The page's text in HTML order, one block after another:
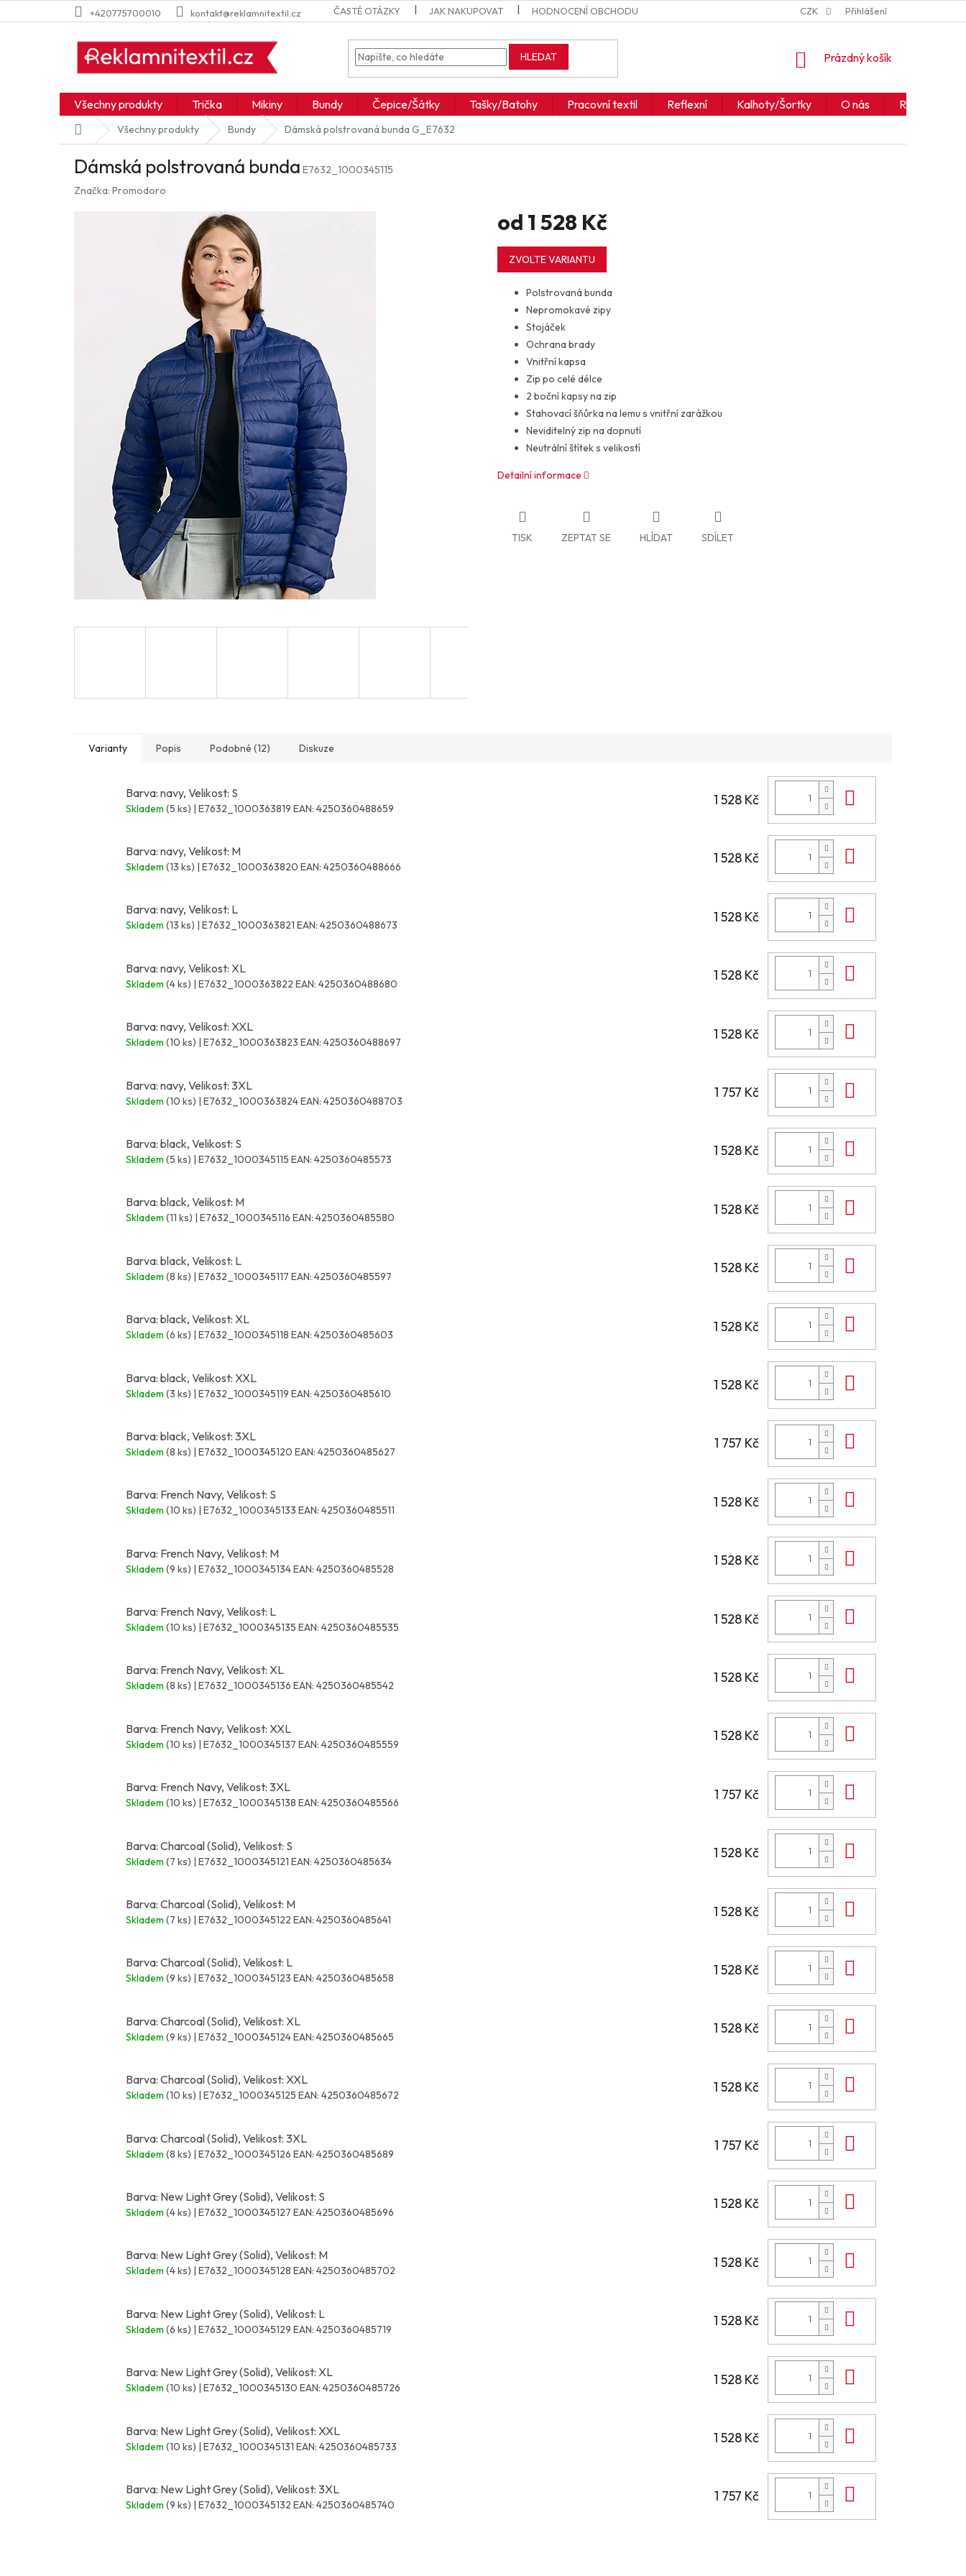
na
+420775700010 kontakt@reklamnitextil.cz ČASTÉ OTÁZKY JAK NAKUPOVAT HODNOCENÍ OBCHODU JAK ČÍST IKONY A SYMBOLY OBCHODNÍ
CZK Přihlášení
HLEDAT
NÁKUPNÍ
Prázdný košík
Všechny produkty Trička Mikiny Bundy Čepice/Šátky Tašky/Batohy Pracovní textil Reflexní Kalhoty/Šortky O nás Realizace
Domů Všechny produkty Bundy Dámská polstrovaná bunda G_E7632
Dámská polstrovaná bunda E7632_1000345115
Značka: Promodoro
od 1 528 Kč
Měrná
cena:
ZVOLTE VARIANTU
Polstrovaná bunda
Nepromokavé zipy
Stojáček
Ochrana brady
Vnitřní kapsa
Zip po celé délce
2 boční kapsy na zip
Stahovací šňůrka na lemu s vnitřní zarážkou
Neviditelný zip na dopnutí
Neutrální štítek s velikostí
Detailní informace
TISK ZEPTAT SE HLÍDAT SDÍLET
Varianty Popis Podobné (12) Diskuze
Barva: navy, Velikost: S
Skladem (5 ks) | E7632_1000363819 EAN: 4250360488659
1 528 Kč
Barva: navy, Velikost: M
Skladem (13 ks) | E7632_1000363820 EAN: 4250360488666
1 528 Kč
Barva: navy, Velikost: L
Skladem (13 ks) | E7632_1000363821 EAN: 4250360488673
1 528 Kč
Barva: navy, Velikost: XL
Skladem (4 ks) | E7632_1000363822 EAN: 4250360488680
1 528 Kč
Barva: navy, Velikost: XXL
Skladem (10 ks) | E7632_1000363823 EAN: 4250360488697
1 528 Kč
Barva: navy, Velikost: 3XL
Skladem (10 ks) | E7632_1000363824EAN: 4250360488703
1 757 Kč
Barva: black, Velikost: S
Skladem (5 ks) | E7632_1000345115 EAN: 4250360485573
1 528 Kč
Barva: black, Velikost: M
Skladem (11 ks) | E7632_1000345116 EAN: 4250360485580
1 528 Kč
Barva: black, Velikost: L
Skladem (8 ks) | E7632_1000345117 EAN: 4250360485597
1 528 Kč
Barva: black, Velikost: XL
Skladem (6 ks) | E7632_1000345118 EAN: 4250360485603
1 528 Kč
Barva: black, Velikost: XXL
Skladem (3 ks) | E7632_1000345119 EAN: 4250360485610
1 528 Kč
Barva: black, Velikost: 3XL
Skladem (8 ks) | E7632_1000345120 EAN: 4250360485627
1 757 Kč
Barva: French Navy, Velikost: S
Skladem (10 ks) | E7632_1000345133 EAN: 4250360485511
1 528 Kč
Barva: French Navy, Velikost: M
Skladem (9 ks) | E7632_1000345134EAN: 4250360485528
1 528 Kč
Barva: French Navy, Velikost: L
Skladem (10 ks) | E7632_1000345135 EAN: 4250360485535
1 528 Kč
Barva: French Navy, Velikost: XL
Skladem (8 ks) | E7632_1000345136 EAN: 4250360485542
1 528 Kč
Barva: French Navy, Velikost: XXL
Skladem (10 ks) | E7632_1000345137 EAN: 4250360485559
1 528 Kč
Barva: French Navy, Velikost: 3XL
Skladem (10 ks) | E7632_1000345138 EAN: 4250360485566
1 757 Kč
Barva: Charcoal (Solid), Velikost: S
Skladem (7 ks) | E7632_1000345121 EAN: 4250360485634
1 528 Kč
Barva: Charcoal (Solid), Velikost: M
Skladem (7 ks) | E7632_1000345122 EAN: 4250360485641
1 528 Kč
Barva: Charcoal (Solid), Velikost: L
Skladem (9 ks) | E7632_1000345123 EAN: 4250360485658
1 528 Kč
Barva: Charcoal (Solid), Velikost: XL
Skladem (9 ks) | E7632_1000345124EAN: 4250360485665
1 528 Kč
Barva: Charcoal (Solid), Velikost: XXL
Skladem (10 ks) | E7632_1000345125 EAN: 4250360485672
1 528 Kč
Barva: Charcoal (Solid), Velikost: 3XL
Skladem (8 ks) | E7632_1000345126 EAN: 4250360485689
1 757 Kč
Barva: New Light Grey (Solid), Velikost: S
Skladem (4 ks) | E7632_1000345127 EAN: 4250360485696
1 528 Kč
Barva: New Light Grey (Solid), Velikost: M
Skladem (4 ks) | E7632_1000345128 EAN: 4250360485702
1 528 Kč
Barva: New Light Grey (Solid), Velikost: L
Skladem (6 ks) | E7632_1000345129 EAN: 4250360485719
1 528 Kč
Barva: New Light Grey (Solid), Velikost: XL
Skladem (10 ks) | E7632_1000345130 EAN: 4250360485726
1 528 Kč
Barva: New Light Grey (Solid), Velikost: XXL
Skladem (10 ks) | E7632_1000345131 EAN: 4250360485733
1 528 Kč
Barva: New Light Grey (Solid), Velikost: 3XL
Skladem (9 ks) | E7632_1000345132 EAN: 4250360485740
1 757 Kč